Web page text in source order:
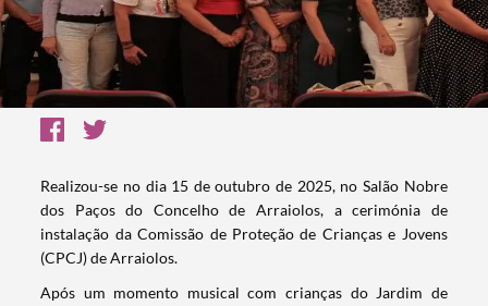
Realizou-se no dia 15 de outubro de 2025, no Salão Nobre
dos Paços do Concelho de Arraiolos, a cerimónia de
instalação da Comissão de Proteção de Crianças e Jovens
(CPCJ) de Arraiolos.
Após um momento musical com crianças do Jardim de